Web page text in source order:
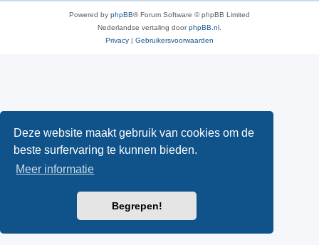
Deze website maakt gebruik van cookies om de
beste surfervaring te kunnen bieden.
Meer informatie
Begrepen!
Powered by phpBB® Forum Software © phpBB Limited
Nederlandse vertaling doorphpBB.nl
Privacy | Gebruikersvoorwaarden